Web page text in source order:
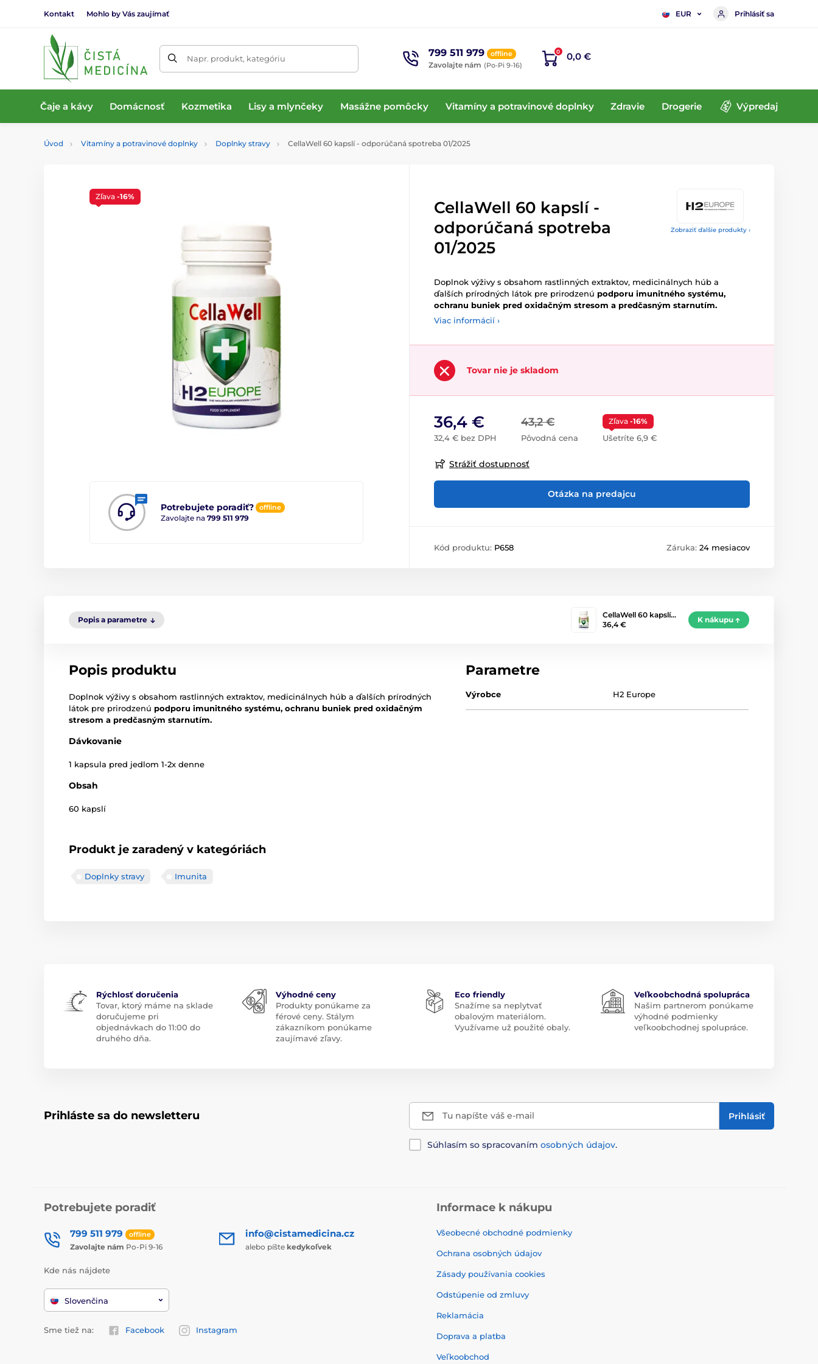
Kontakt Mohlo by Vás zaujímať EUR Prihlásiť sa
Napr. produkt, kategóriu 799 511 979 offline
Zavolajte nám (Po-Pi 9-16)
0 0,0 €
Čaje a kávy Domácnosť Kozmetika Lisy a mlynčeky Masážne pomôcky Vitamíny a potravinové doplnky Zdravie Drogerie Výpredaj
Úvod Vitamíny a potravinové doplnky Doplnky stravy CellaWell 60 kapslí - odporúčaná spotreba 01/2025
Zobraziť ďalšie produkty ›
Potrebujete poradiť? offline
Zavolajte na 799 511 979
Zľava -16%
CellaWell 60 kapslí -
odporúčaná spotreba
01/2025
Doplnok výživy s obsahom rastlinných extraktov, medicinálnych húb a
ďalších prírodných látok pre prirodzenú podporu imunitného systému,
ochranu buniek pred oxidačným stresom a predčasným starnutím.
Viac informácií ›
Tovar nie je skladom
43,2 €
Pôvodná cena
36,4 €
32,4 € bez DPH
Zľava -16%
Ušetríte 6,9 €
Strážiť dostupnosť
Otázka na predajcu
Kód produktu: P658 Záruka: 24 mesiacov
Popis a parametre
CellaWell 60 kapslí…
36,4 €
K nákupu
Popis produktu
Doplnok výživy s obsahom rastlinných extraktov, medicinálnych húb a ďalších prírodných
látok pre prirodzenú podporu imunitného systému, ochranu buniek pred oxidačným
stresom a predčasným starnutím.
Dávkovanie
1 kapsula pred jedlom 1-2x denne
Obsah
60 kapslí
Produkt je zaradený v kategóriách
Doplnky stravy Imunita
Parametre
Výrobce H2 Europe
Rýchlosť doručenia
Tovar, ktorý máme na sklade
doručujeme pri
objednávkach do 11:00 do
druhého dňa.
Výhodné ceny
Produkty ponúkame za
férové ceny. Stálym
zákazníkom ponúkame
zaujímavé zľavy.
Eco friendly
Snažíme sa neplytvať
obalovým materiálom.
Využívame už použité obaly.
Veľkoobchodná spolupráca
Našim partnerom ponúkame
výhodné podmienky
veľkoobchodnej spolupráce.
Prihláste sa do newsletteru Tu napíšte váš e-mail Prihlásiť
Súhlasím so spracovaním osobných údajov.
Potrebujete poradiť
799 511 979 offline
Zavolajte nám Po-Pi 9-16
info@cistamedicina.cz
alebo píšte kedykoľvek
Kde nás nájdete
Slovenčina
Sme tiež na: Facebook Instagram
Informace k nákupu
Všeobecné obchodné podmienky
Ochrana osobných údajov
Zásady používania cookies
Odstúpenie od zmluvy
Reklamácia
Doprava a platba
Veľkoobchod